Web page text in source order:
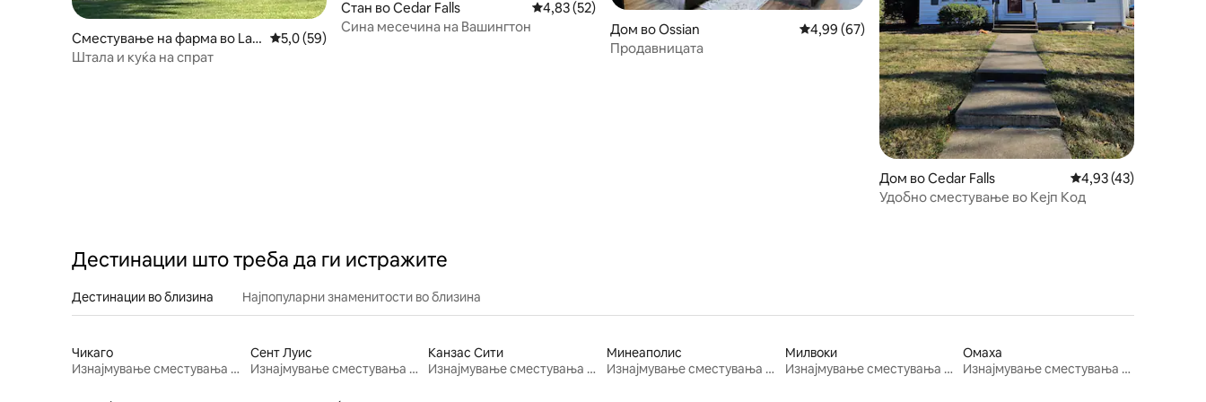
Сместување на фарма во La
mont
Просечна оцена: 5,0 од 5, 59 рецензии
5,0 (59)
Штала и куќа на спрат
Стан во Cedar Falls Просечна оцена: 4,83 од 5, 52 рецензии
4,83 (52)
Сина месечина на Вашингтон
Дом во Ossian Просечна оцена: 4,99 од 5, 67 рецензии
4,99 (67)
Продавницата
Дом во Cedar Falls Просечна оцена:
4,93 (43)
Удобно сместување во Кејп Код
Дестинации што треба да ги истражите
Дестинации во близина Најпопуларни знаменитости во близина
Чикаго
Изнајмување сместувања за одмор
Сент Луис
Изнајмување сместувања за одмор
Канзас Сити
Изнајмување сместувања за одмор
Минеаполис
Изнајмување сместувања за одмор
Милвоки
Изнајмување сместувања за одмор
Омаха
Изнајмување сместувања за одмор